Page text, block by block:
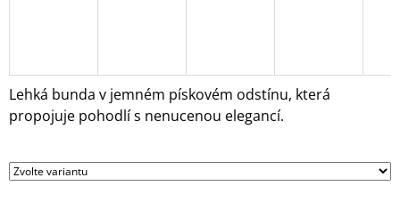
Lehká bunda v jemném pískovém odstínu, která
propojuje pohodlí s nenucenou elegancí.
CULOTTES
EDA
STARORŮŽOVÉ
Kč